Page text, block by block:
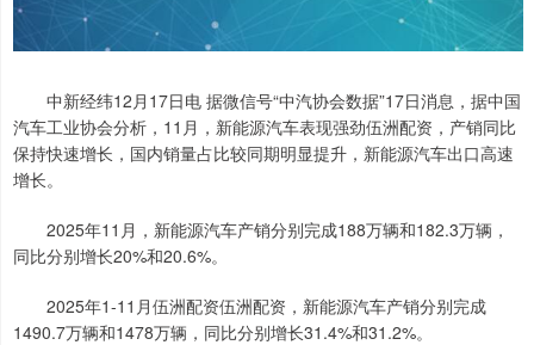
中新经纬12月17日电 据微信号“中汽协会数据”17日消息，据中国
汽车工业协会分析，11月，新能源汽车表现强劲伍洲配资，产销同比
保持快速增长，国内销量占比较同期明显提升，新能源汽车出口高速
增长。
2025年11月，新能源汽车产销分别完成188万辆和182.3万辆，
同比分别增长20%和20.6%。
2025年1-11月伍洲配资伍洲配资，新能源汽车产销分别完成
1490.7万辆和1478万辆，同比分别增长31.4%和31.2%。